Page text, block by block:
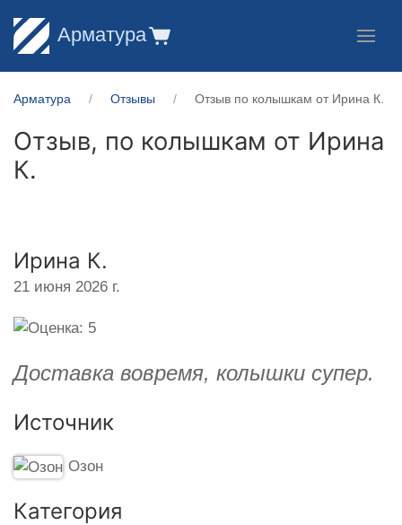
Арматура
Арматура Отзывы Отзыв по колышкам от Ирина К.
Отзыв, по колышкам от Ирина
К.
Ирина К.
21 июня 2026 г.
Доставка вовремя, колышки супер.
Источник
Озон
Категория